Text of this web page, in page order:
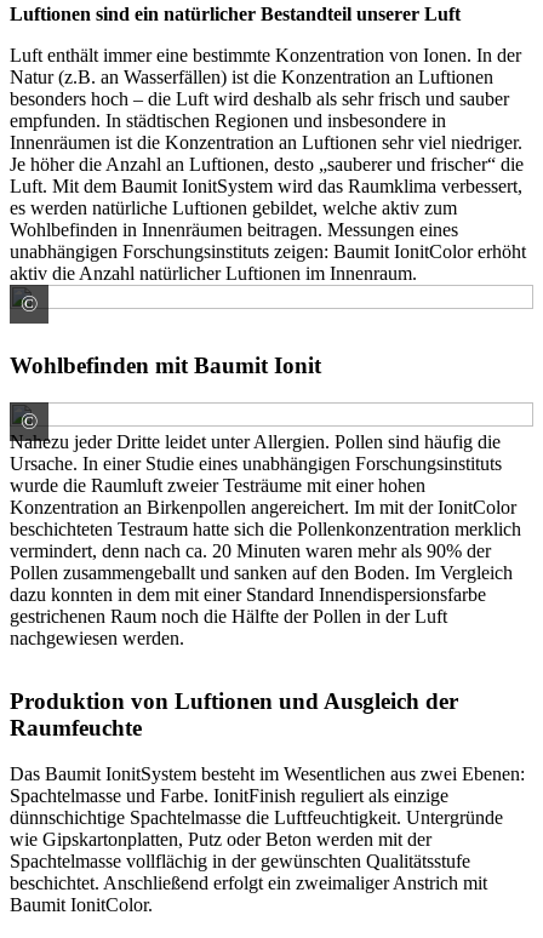
© Baumit GmbH
Luftionen sind ein natürlicher Bestandteil unserer Luft
Luft enthält immer eine bestimmte Konzentration von Ionen. In der
Natur (z.B. an Wasserfällen) ist die Konzentration an Luftionen
besonders hoch – die Luft wird deshalb als sehr frisch und sauber
empfunden. In städtischen Regionen und insbesondere in
Innenräumen ist die Konzentration an Luftionen sehr viel niedriger.
Je höher die Anzahl an Luftionen, desto „sauberer und frischer“ die
Luft. Mit dem Baumit IonitSystem wird das Raumklima verbessert,
es werden natürliche Luftionen gebildet, welche aktiv zum
Wohlbefinden in Innenräumen beitragen. Messungen eines
unabhängigen Forschungsinstituts zeigen: Baumit IonitColor erhöht
aktiv die Anzahl natürlicher Luftionen im Innenraum.
Wohlbefinden mit Baumit Ionit
©
Baumit GmbH
Nahezu jeder Dritte leidet unter Allergien. Pollen sind häufig die
Ursache. In einer Studie eines unabhängigen Forschungsinstituts
wurde die Raumluft zweier Testräume mit einer hohen
Konzentration an Birkenpollen angereichert. Im mit der IonitColor
beschichteten Testraum hatte sich die Pollenkonzentration merklich
vermindert, denn nach ca. 20 Minuten waren mehr als 90% der
Pollen zusammengeballt und sanken auf den Boden. Im Vergleich
dazu konnten in dem mit einer Standard Innendispersionsfarbe
gestrichenen Raum noch die Hälfte der Pollen in der Luft
nachgewiesen werden.
Produktion von Luftionen und Ausgleich der
Raumfeuchte
Das Baumit IonitSystem besteht im Wesentlichen aus zwei Ebenen:
Spachtelmasse und Farbe. IonitFinish reguliert als einzige
dünnschichtige Spachtelmasse die Luftfeuchtigkeit. Untergründe
wie Gipskartonplatten, Putz oder Beton werden mit der
Spachtelmasse vollflächig in der gewünschten Qualitätsstufe
beschichtet. Anschließend erfolgt ein zweimaliger Anstrich mit
Baumit IonitColor.